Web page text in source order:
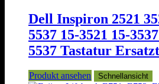
Dell Inspiron 2521
5537 15-3521 15-
5537 Tastatur
Produkt ansehen Schnellansicht